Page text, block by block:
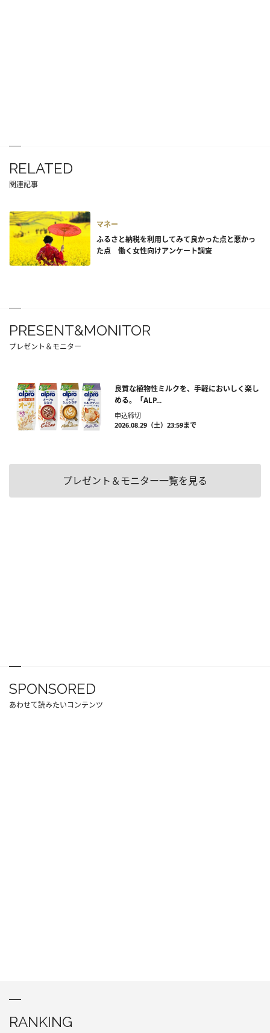
RELATED
関連記事
マネー
ふるさと納税を利用してみて良かった点と悪かっ
た点 働く女性向けアンケート調査
PRESENT&MONITOR
プレゼント＆モニター
良質な植物性ミルクを、手軽においしく楽し
める。「ALP...
申込締切
2026.08.29（土）23:59まで
プレゼント＆モニター一覧を見る
SPONSORED
あわせて読みたいコンテンツ
RANKING